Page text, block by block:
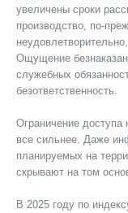
увеличены сроки
производство, по-
Ощущение
служебных
безответственность.
Ограничение доступа
все сильнее. Даже
планируемых на
скрывают на том
В 2025 году по